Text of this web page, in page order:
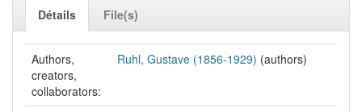
Détails File(s)
Authors,
creators,
collaborators:
Ruhl, Gustave (1856-1929) (authors)